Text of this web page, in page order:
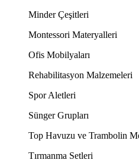
Minder Çeşitleri
Montessori Materyalleri
Ofis Mobilyaları
Rehabilitasyon Malzemeleri
Spor Aletleri
Sünger Grupları
Top Havuzu ve Trambolin
Tırmanma Setleri